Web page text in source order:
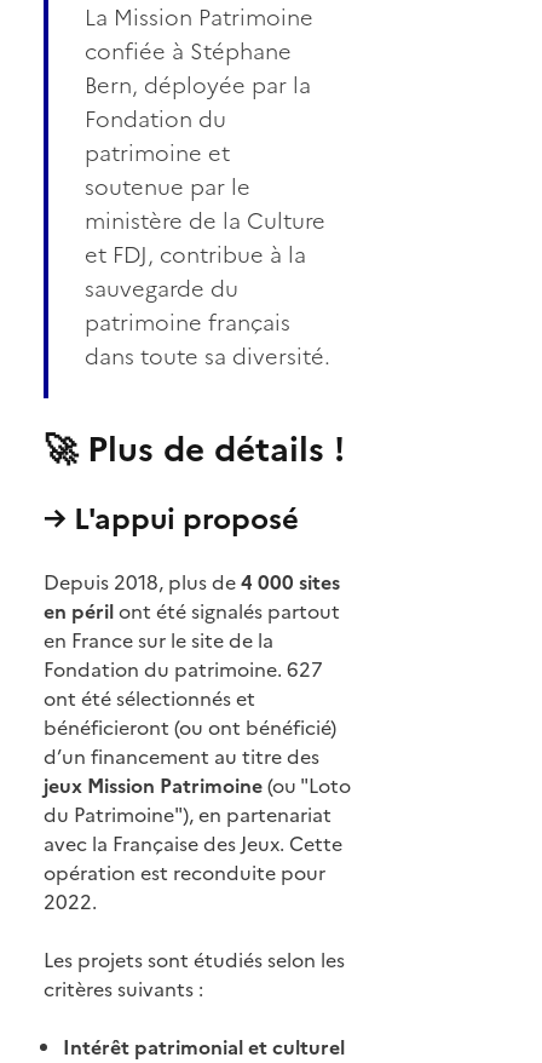
La Mission Patrimoine
confiée à Stéphane
Bern, déployée par la
Fondation du
patrimoine et
soutenue par le
ministère de la Culture
et FDJ, contribue à la
sauvegarde du
patrimoine français
dans toute sa diversité.
🚀 Plus de détails !
→ L'appui proposé
Depuis 2018, plus de4 000 sites
en périlont été signalés partout
en France sur le site de la
Fondation du patrimoine. 627
ont été sélectionnés et
bénéficieront (ou ont bénéficié)
d’un financement au titre des
jeux Mission Patrimoine(ou "Loto
du Patrimoine"), en partenariat
avec la Française des Jeux. Cette
opération est reconduite pour
2022.
Les projets sont étudiés selon les
critères suivants :
Intérêt patrimonial et culturel